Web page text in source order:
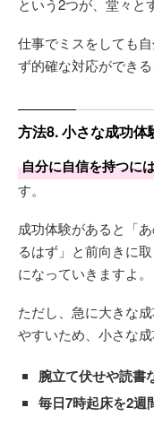
という2つが、堂々と
仕事でミスをしても
ず的確な対応ができる
方法8. 小さな成功体
自分に自信を持つに
す。
成功体験があると「
るはず」と前向きに
になっていきますよ。
ただし、急に大きな
やすいため、小さな
腕立て伏せや読書
毎日7時起床を2週